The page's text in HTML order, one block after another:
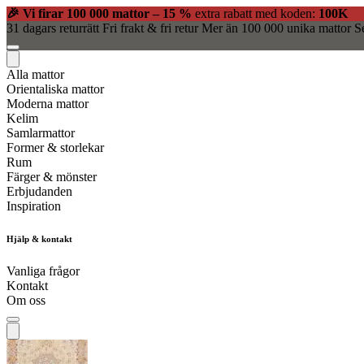
🎉 Vi firar 100 000 mattor – 15 % extra rabatt med koden: 100K
31 dagars returrätt Fri frakt & fri retur Mer än 100 000 unika mattor
Alla mattor
Orientaliska mattor
Moderna mattor
Kelim
Samlarmattor
Former & storlekar
Rum
Färger & mönster
Erbjudanden
Inspiration
Hjälp & kontakt
Vanliga frågor
Kontakt
Om oss